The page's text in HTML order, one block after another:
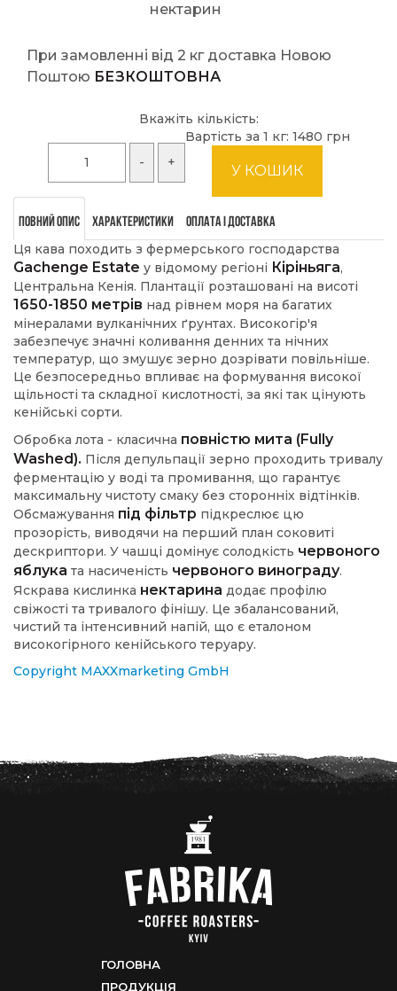
нектарин
При замовленні від 2 кг доставка Новою
Поштою БЕЗКОШТОВНА
Вкажіть кількість:
Вартість за 1 кг: 1480 грн
Повний опис Характеристики Оплата і доставка
Ця кава походить з фермерського господарства
Gachenge Estate у відомому регіоні Кіріньяга,
Центральна Кенія. Плантації розташовані на висоті
1650-1850 метрів над рівнем моря на багатих
мінералами вулканічних ґрунтах. Високогір'я
забезпечує значні коливання денних та нічних
температур, що змушує зерно дозрівати повільніше.
Це безпосередньо впливає на формування високої
щільності та складної кислотності, за які так цінують
кенійські сорти.
Обробка лота - класична повністю мита (Fully
Washed). Після депульпації зерно проходить тривалу
ферментацію у воді та промивання, що гарантує
максимальну чистоту смаку без сторонніх відтінків.
Обсмажування під фільтр підкреслює цю
прозорість, виводячи на перший план соковиті
дескриптори. У чашці домінує солодкість червоного
яблука та насиченість червоного винограду.
Яскрава кислинка нектарина додає профілю
свіжості та тривалого фінішу. Це збалансований,
чистий та інтенсивний напій, що є еталоном
високогірного кенійського теруару.
Copyright MAXXmarketing GmbH
ГОЛОВНА
ПРОДУКЦІЯ